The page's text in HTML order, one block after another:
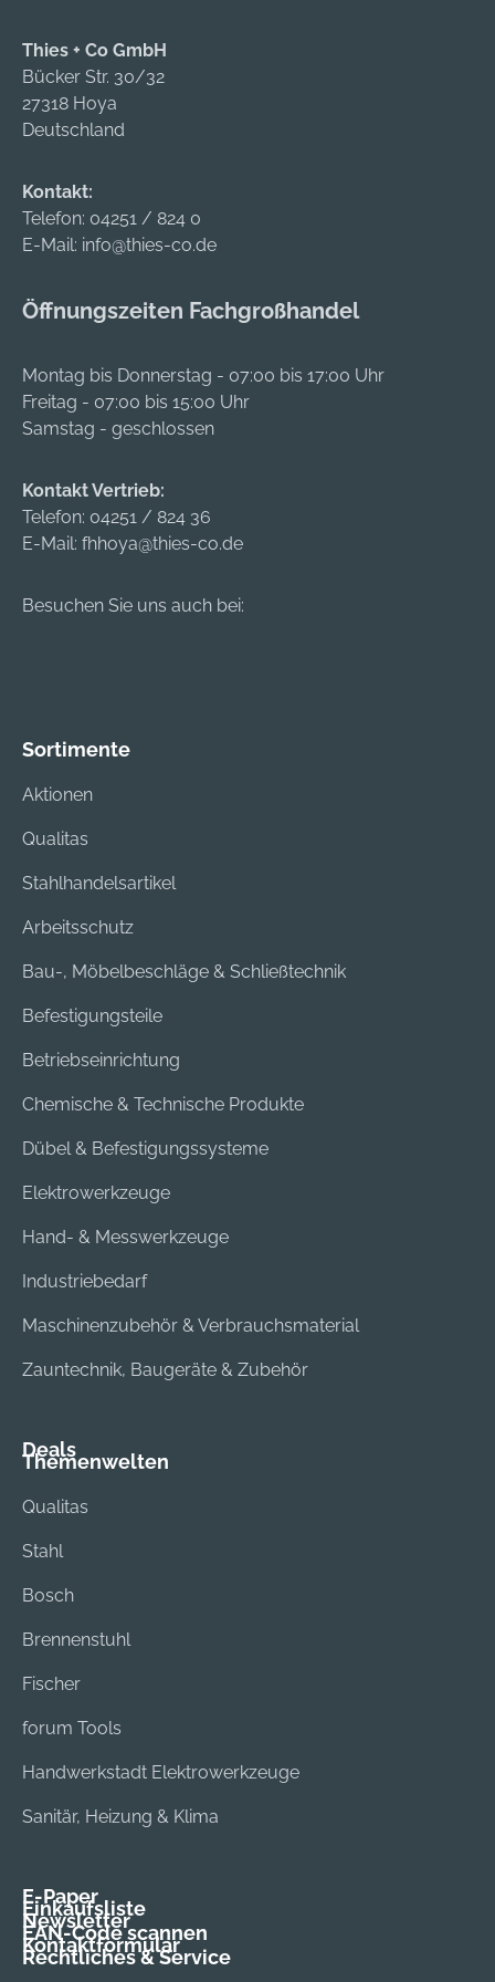
minimieren den CO-
Ausstoß durch
Verwendung von
Rohstoffen aus
EU hochwertiger
Stahl sichert eine
optimale
ohne
100% recycelbar
Holz ist als
nachwachsender
ressourcenschonen
d und CO
Thies + Co GmbH
Bücker Str. 30/32
27318 Hoya
Deutschland
Kontakt:
Telefon: 04251 / 824 0
E-Mail: info@thies-co.de
Öffnungszeiten Fachgroßhandel
Montag bis Donnerstag - 07:00 bis 17:00 Uhr
Freitag - 07:00 bis 15:00 Uhr
Samstag - geschlossen
Kontakt Vertrieb:
Telefon: 04251 / 824 36
E-Mail: fhhoya@thies-co.de
Besuchen Sie uns auch bei:
Sortimente
Aktionen
Qualitas
Stahlhandelsartikel
Arbeitsschutz
Bau-, Möbelbeschläge & Schließtechnik
Befestigungsteile
Betriebseinrichtung
Chemische & Technische Produkte
Dübel & Befestigungssysteme
Elektrowerkzeuge
Hand- & Messwerkzeuge
Industriebedarf
Maschinenzubehör & Verbrauchsmaterial
Zauntechnik, Baugeräte & Zubehör
Deals
Themenwelten
Qualitas
Stahl
Bosch
Brennenstuhl
Fischer
forum Tools
Handwerkstadt Elektrowerkzeuge
Sanitär, Heizung & Klima
E-Paper
Einkaufsliste
Newsletter
EAN-Code scannen
Kontaktformular
Rechtliches & Service